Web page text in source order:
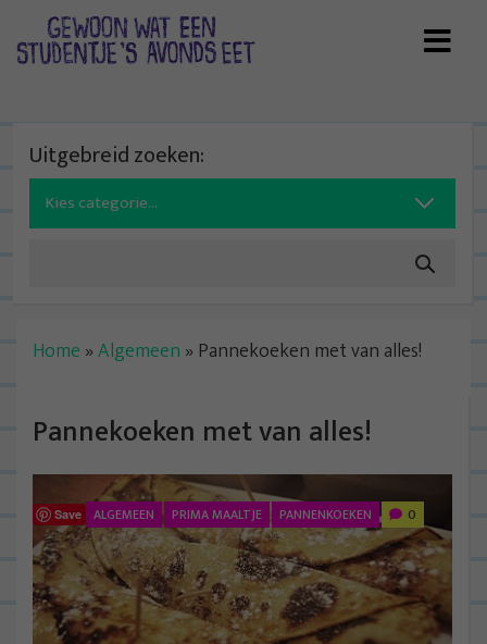
Uitgebreid zoeken:
Search
for:
Home »Algemeen » Pannekoeken met van alles!
Pannekoeken met van alles!
Save ALGEMEEN PRIMA MAALTJE PANNENKOEKEN 0